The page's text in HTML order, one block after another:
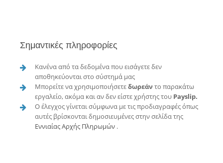
Σημαντικές πληροφορίες
Κανένα από τα δεδομένα που εισάγετε δεν
αποθηκεύονται στο σύστημά μας
Μπορείτε να χρησιμοποιήσετεδωρεάντο παρακάτω
εργαλείο, ακόμα και αν δεν είστε χρήστης του Payslip.
O έλεγχος γίνεται σύμφωνα με τις προδιαγραφές όπως
αυτές βρίσκονται δημοσιευμένες στην σελίδα της
Εννιαίας Αρχής Πληρωμών .